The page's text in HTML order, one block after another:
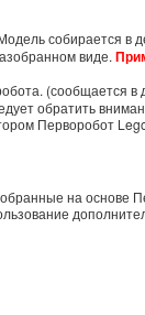
собирается в
виде.
(сообщается
обратить
Перворобот
на основе